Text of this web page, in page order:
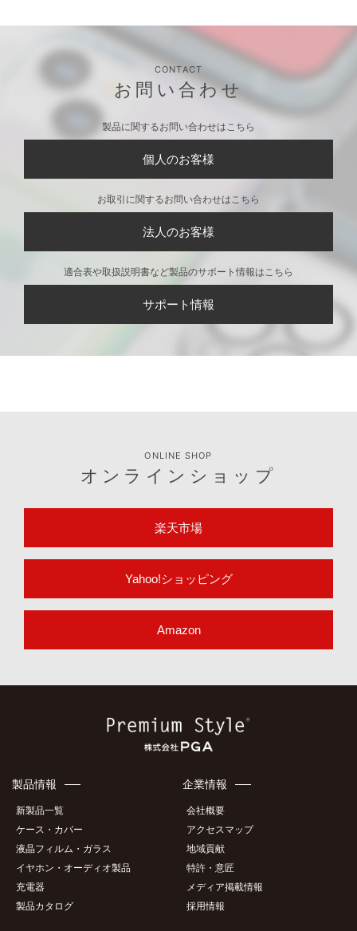
CONTACT
お問い合わせ
製品に関するお問い合わせはこちら
個人のお客様
お取引に関するお問い合わせはこちら
法人のお客様
適合表や取扱説明書など製品のサポート情報はこちら
サポート情報
ONLINE SHOP
オンラインショップ
楽天市場
Yahoo!ショッピング
Amazon
製品情報
新製品一覧
ケース・カバー
液晶フィルム・ガラス
イヤホン・オーディオ製品
充電器
製品カタログ
企業情報
会社概要
アクセスマップ
地域貢献
特許・意匠
メディア掲載情報
採用情報